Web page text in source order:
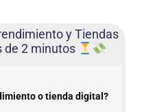
y Tiendas
de 2 minutos
o tienda digital?